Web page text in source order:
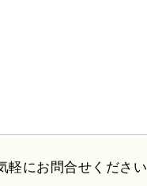
軽にお問合せください